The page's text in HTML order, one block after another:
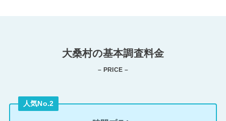
大桑村の基本調査料金
– PRICE –
人気No.2